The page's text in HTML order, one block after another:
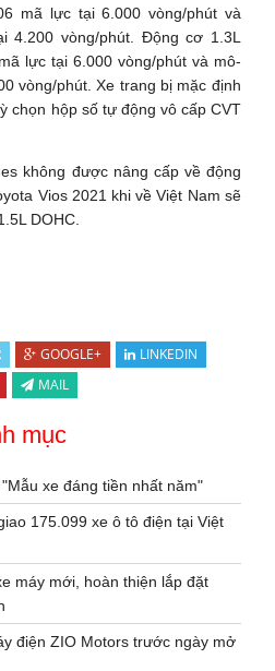
mã lực tại 6.000 vòng/phút và
4.200 vòng/phút. Động cơ 1.3L
lực tại 6.000 vòng/phút và mô-
vòng/phút. Xe trang bị mặc định
chọn hộp số tự động vô cấp CVT
không được nâng cấp về động
Vios 2021 khi về Việt Nam sẽ
DOHC.
GOOGLE+
LINKEDIN
MAIL
mục
xe đáng tiền nhất năm"
175.099 xe ô tô điện tại Việt
máy mới, hoàn thiện lắp đặt
điện ZIO Motors trước ngày mở